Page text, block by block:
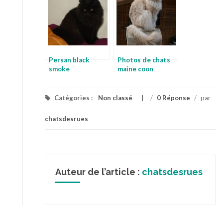
Persan black
smoke
Photos de chats
maine coon
Catégories : Non classé / 0 Réponse / par
chatsdesrues
Auteur de l’article : chatsdesrues